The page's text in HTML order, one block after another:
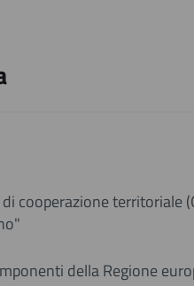
cooperazione territoriale
della Regione